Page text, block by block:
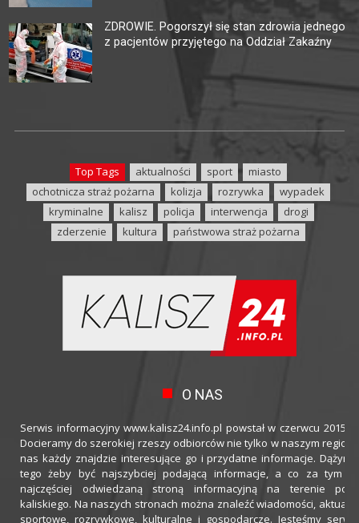
ZDROWIE. Pogorszył się stan zdrowia jednego
z pacjentów przyjętego na Oddział Zakaźny
Top Tags aktualności sport
miasto
ochotnicza straż pożarna
kolizja rozrywka
wypadek
kryminalne
kalisz policja interwencja
drogi
zderzenie
kultura państwowa straż pożarna
O NAS
Serwis informacyjny www.kalisz24.info.pl powstał w czerwcu 2015
Docieramy do szerokiej rzeszy odbiorców nie tylko w naszym
nas każdy znajdzie interesujące go i przydatne informacje.
tego żeby być najszybciej podającą informacje, a co za tym
najczęściej odwiedzaną stroną informacyjną na terenie
kaliskiego. Na naszych stronach można znaleźć wiadomości,
sportowe, rozrywkowe, kulturalne i gospodarcze. Jesteśmy